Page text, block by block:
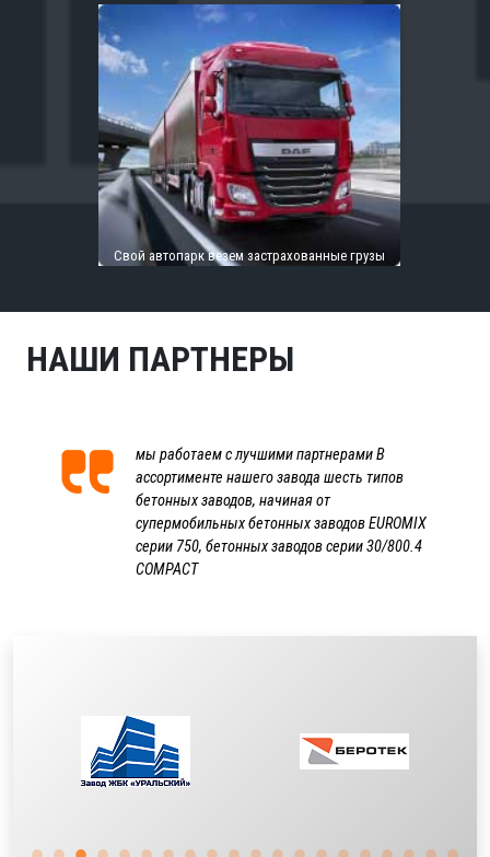
Свой автопарк везем застрахованные грузы
НАШИ ПАРТНЕРЫ
мы работаем с лучшими партнерами В
ассортименте нашего завода шесть типов
бетонных заводов, начиная от
супермобильных бетонных заводов EUROMIX
серии 750, бетонных заводов серии 30/800.4
COMPACT